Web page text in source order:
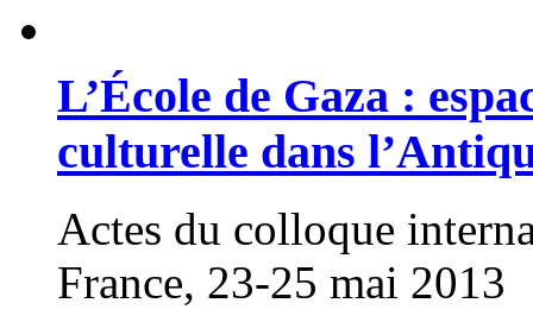
L’École de Gaza :
culturelle dans
Actes du colloque
France, 23-25 mai 2013